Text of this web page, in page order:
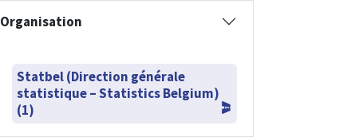
Organisation
Statbel (Direction générale
statistique – Statistics Belgium)
(1)